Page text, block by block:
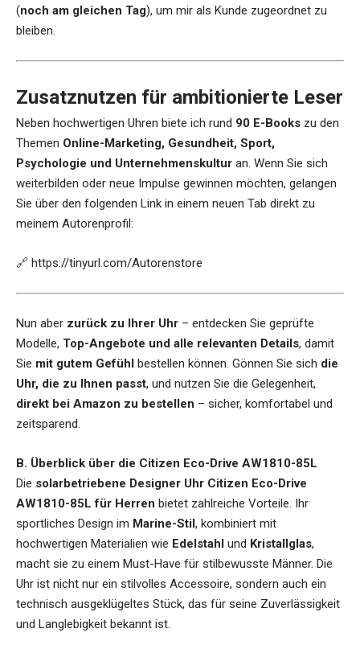
(noch am gleichen Tag), um mir als Kunde zugeordnet zu
bleiben.
Zusatznutzen für ambitionierte Leser
Neben hochwertigen Uhren biete ich rund 90 E-Books zu den
Themen Online-Marketing, Gesundheit, Sport,
Psychologie und Unternehmenskultur an. Wenn Sie sich
weiterbilden oder neue Impulse gewinnen möchten, gelangen
Sie über den folgenden Link in einem neuen Tab direkt zu
meinem Autorenprofil:
🔗 https://tinyurl.com/Autorenstore
Nun aber zurück zu Ihrer Uhr – entdecken Sie geprüfte
Modelle, Top-Angebote und alle relevanten Details, damit
Sie mit gutem Gefühl bestellen können. Gönnen Sie sich die
Uhr, die zu Ihnen passt, und nutzen Sie die Gelegenheit,
direkt bei Amazon zu bestellen – sicher, komfortabel und
zeitsparend.
B. Überblick über die Citizen Eco-Drive AW1810-85L
Die solarbetriebene Designer Uhr Citizen Eco-Drive
AW1810-85L für Herren bietet zahlreiche Vorteile. Ihr
sportliches Design im Marine-Stil, kombiniert mit
hochwertigen Materialien wie Edelstahl und Kristallglas,
macht sie zu einem Must-Have für stilbewusste Männer. Die
Uhr ist nicht nur ein stilvolles Accessoire, sondern auch ein
technisch ausgeklügeltes Stück, das für seine Zuverlässigkeit
und Langlebigkeit bekannt ist.